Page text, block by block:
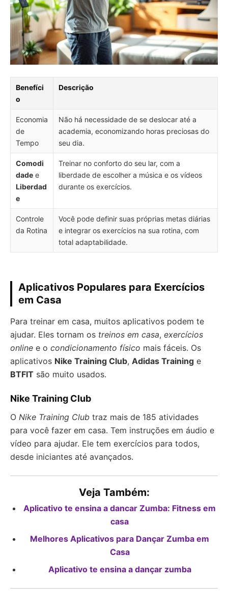
Benefíci
o
Descrição
Economia
de
Tempo
Não há necessidade de se deslocar até a
academia, economizando horas preciosas do
seu dia.
Comodi
dade e
Liberdad
e
Treinar no conforto do seu lar, com a
liberdade de escolher a música e os vídeos
durante os exercícios.
Controle
da Rotina
Você pode definir suas próprias metas diárias
e integrar os exercícios na sua rotina, com
total adaptabilidade.
Aplicativos Populares para Exercícios
em Casa
Para treinar em casa, muitos aplicativos podem te
ajudar. Eles tornam os treinos em casa, exercícios
online e o condicionamento físico mais fáceis. Os
aplicativos Nike Training Club, Adidas Training e
BTFIT são muito usados.
Nike Training Club
O Nike Training Club traz mais de 185 atividades
para você fazer em casa. Tem instruções em áudio e
vídeo para ajudar. Ele tem exercícios para todos,
desde iniciantes até avançados.
Veja Também:
Aplicativo te ensina a dancar Zumba: Fitness em
casa
Melhores Aplicativos para Dançar Zumba em
Casa
Aplicativo te ensina a dançar zumba